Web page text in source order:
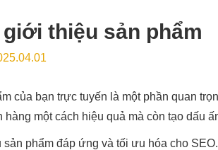
thiệu sản phẩm
của bạn trực tuyến là một phần quan
một cách hiệu quả mà còn tạo dấu
phẩm đáp ứng và tối ưu hóa cho SEO.